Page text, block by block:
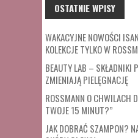
OSTATNIE WPISY
WAKACYJNE NOWOŚCI
KOLEKCJE TYLKO W
BEAUTY LAB – SKŁADNIKI
ZMIENIAJĄ PIELĘGNACJĘ
ROSSMANN O CHWILACH
TWOJE 15 MINUT?”
JAK DOBRAĆ SZAMPON?